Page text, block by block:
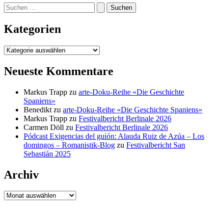
Suchen
nach:
Kategorien
Kategorien
Neueste Kommentare
Markus Trapp zu arte-Doku-Reihe «Die Geschichte
Spaniens»
Benedikt zu arte-Doku-Reihe «Die Geschichte Spaniens»
Markus Trapp zu Festivalbericht Berlinale 2026
Carmen Döll zu Festivalbericht Berlinale 2026
Pódcast Exigencias del guión: Alauda Ruiz de Azúa – Los
domingos – Romanistik-Blog zu Festivalbericht San
Sebastián 2025
Archiv
Archiv